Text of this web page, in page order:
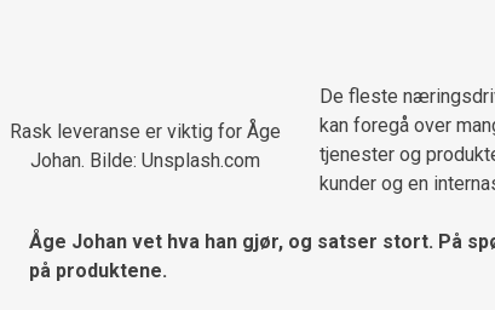
Rask leveranse er viktig for Åge
Johan. Bilde: Unsplash.com
De fleste
kan foregå over
tjenester og
kunder og en
Åge Johan vet hva han gjør, og satser stort. På
på produktene.